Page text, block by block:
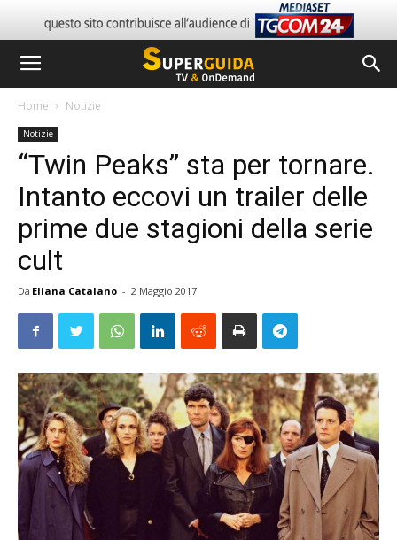
Home Notizie
Notizie
“Twin Peaks” sta per tornare.
Intanto eccovi un trailer delle
prime due stagioni della serie
cult
Da Eliana Catalano - 2 Maggio 2017